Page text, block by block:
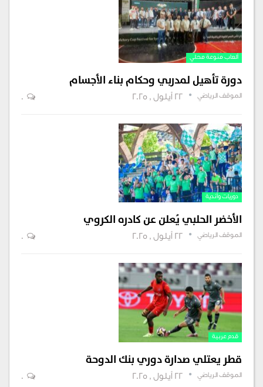
ألعاب منوعة محلي
دورة تأهيل لمدربي وحكام بناء الأجسام
الموقف الرياضي 22 أيلول , 2025 0
دوريات وأندية
الأخضر الحلبي يُعلن عن كادره الكروي
الموقف الرياضي 22 أيلول , 2025 0
قدم عربية
قطر يعتلي صدارة دوري بنك الدوحة
الموقف الرياضي 22 أيلول , 2025 0